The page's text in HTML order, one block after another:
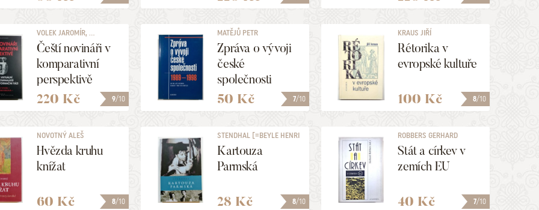
9/10
VOLEK JAROMÍR, ...
Čeští novináři v
komparativní
perspektivě
220 Kč 7/10
MATĚJŮ PETR
Zpráva o vývoji
české
společnosti
1989-1998
50 Kč 8/10
KRAUS JIŘÍ
Rétorika v
evropské kultuře
100 Kč
8/10
NOVOTNÝ ALEŠ
Hvězda kruhu
knížat
60 Kč 8/10
STENDHAL [=BEYLE HENRI
MARIE]
Kartouza
Parmská
28 Kč 7/10
ROBBERS GERHARD
Stát a církev v
zemích EU
40 Kč